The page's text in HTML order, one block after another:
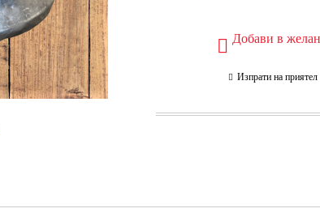
Добави в
Изпрати на приятел